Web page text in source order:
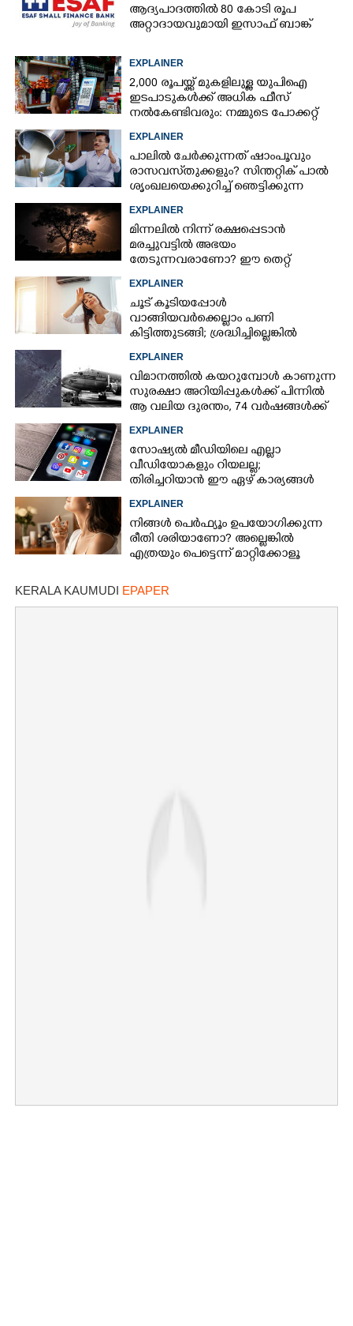
ആദ്യപാദത്തിൽ 80 കോടി രൂപ
അറ്റാദായവുമായി ഇസാഫ് ബാങ്ക്
EXPLAINER
2,000 രൂപയ്ക്ക് മുകളിലുള്ള യുപിഐ
ഇടപാടുകൾക്ക് അധിക ഫീസ്
നൽകേണ്ടിവരും: നമ്മുടെ പോക്കറ്റ്
EXPLAINER
പാലിൽ ചേർക്കുന്നത് ഷാംപൂവും
രാസവസ്‌തുക്കളും? സിന്തറ്റിക് പാൽ
ശൃംഖലയെക്കുറിച്ച് ഞെട്ടിക്കുന്ന
EXPLAINER
മിന്നലിൽ നിന്ന് രക്ഷപ്പെടാൻ
മരച്ചുവട്ടിൽ അഭയം
തേടുന്നവരാണോ? ഈ തെറ്റ്
ഭീഷണിയാകും
EXPLAINER
ചൂട് കൂടിയപ്പോൾ
വാങ്ങിയവർക്കെല്ലാം പണി
കിട്ടിത്തുടങ്ങി; ശ്രദ്ധിച്ചില്ലെങ്കിൽ
EXPLAINER
വിമാനത്തിൽ കയറുമ്പോൾ കാണുന്ന
സുരക്ഷാ അറിയിപ്പുകൾക്ക് പിന്നിൽ
ആ വലിയ ദുരന്തം, 74 വർഷങ്ങൾക്ക്
EXPLAINER
സോഷ്യൽ മീഡിയിലെ എല്ലാ
വീഡിയോകളും റിയലല്ല;
തിരിച്ചറിയാൻ ഈ ഏഴ് കാര്യങ്ങൾ
EXPLAINER
നിങ്ങൾ പെർഫ്യൂം ഉപയോഗിക്കുന്ന
രീതി ശരിയാണോ? അല്ലെങ്കിൽ
എത്രയും പെട്ടെന്ന് മാറ്റിക്കോളൂ
KERALA KAUMUDI EPAPER